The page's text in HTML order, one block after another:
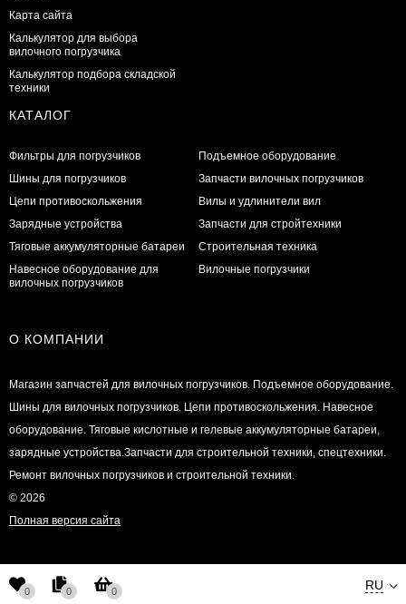
Карта сайта
Калькулятор для выбора
вилочного погрузчика
Калькулятор подбора складской
техники
КАТАЛОГ
Фильтры для погрузчиков
Шины для погрузчиков
Цепи противоскольжения
Зарядные устройства
Тяговые аккумуляторные батареи
Навесное оборудование для
вилочных погрузчиков
Подъемное оборудование
Запчасти вилочных погрузчиков
Вилы и удлинители вил
Запчасти для стройтехники
Строительная техника
Вилочные погрузчики
О КОМПАНИИ
Магазин запчастей для вилочных погрузчиков. Подъемное оборудование.
Шины для вилочных погрузчиков. Цепи противоскольжения. Навесное
оборудование. Тяговые кислотные и гелевые аккумуляторные батареи,
зарядные устройства.Запчасти для строительной техники, спецтехники.
Ремонт вилочных погрузчиков и строительной техники.
© 2026
Полная версия сайта
RU
0 0 0